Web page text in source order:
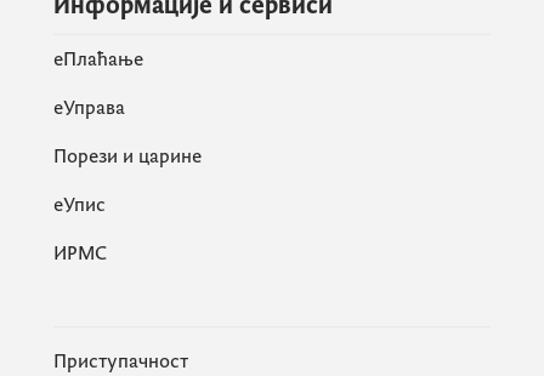
eПлаћање
еУправа
Порези и царине
eУпис
ИРМС
Приступачност